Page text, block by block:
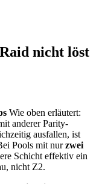
nicht löst
Wie oben erläutert:
anderer Parity-
ausfallen, ist
Pools mit nurzwei
Schicht effektiv ein
nicht Z2.